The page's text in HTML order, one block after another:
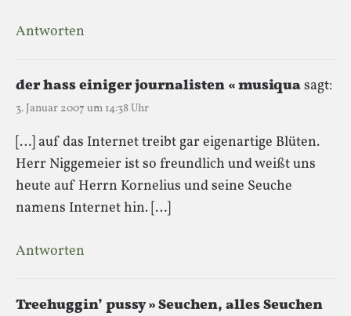
Antworten
der hass einiger journalisten « musiquasagt:
3. Januar 2007 um 14:38 Uhr
[…] auf das Internet treibt gar eigenartige Blüten.
Herr Niggemeier ist so freundlich und weißt uns
heute auf Herrn Kornelius und seine Seuche
namens Internet hin. […]
Antworten
Treehuggin’ pussy » Seuchen, alles Seuchen